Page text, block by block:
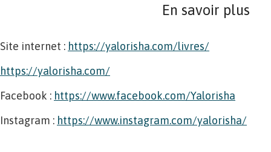
En savoir plus
Site internet : https://yalorisha.com/livres/
https://yalorisha.com/
Facebook : https://www.facebook.com/Yalorisha
Instagram : https://www.instagram.com/yalorisha/